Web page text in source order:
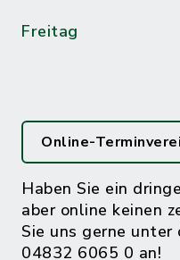
Freitag
Online-
Haben Sie ein
aber online keinen
Sie uns gerne
04832 6065 0 an!